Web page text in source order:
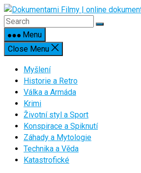
Skip
to
contentMenu
Close Menu
Myšlení
Historie a Retro
Válka a Armáda
Krimi
Životní styl a Sport
Konspirace a Spiknutí
Záhady a Mytologie
Technika a Věda
Katastrofické